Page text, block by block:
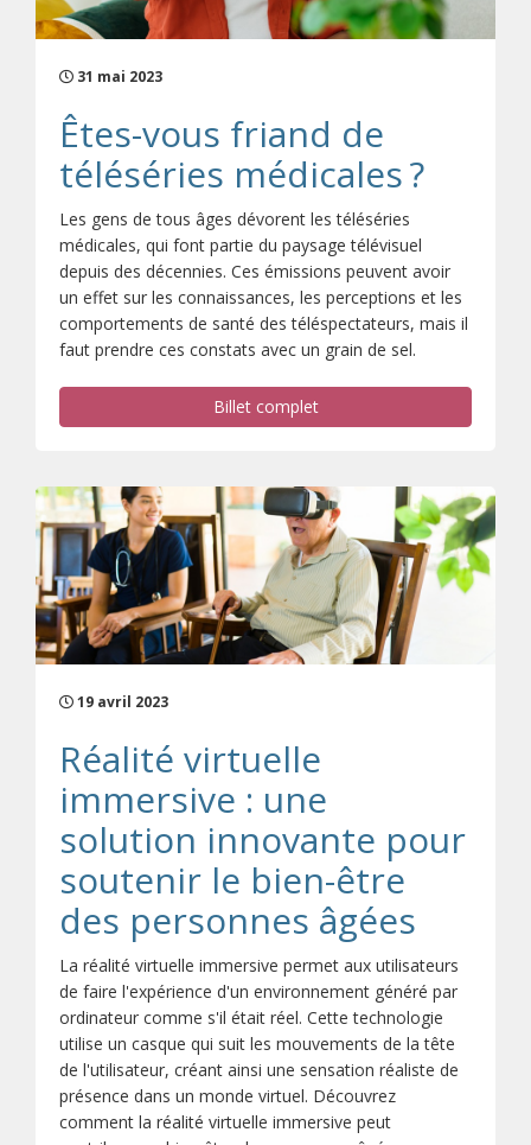
31 mai 2023
Êtes-vous friand de
téléséries médicales ?
Les gens de tous âges dévorent les téléséries
médicales, qui font partie du paysage télévisuel
depuis des décennies. Ces émissions peuvent avoir
un effet sur les connaissances, les perceptions et les
comportements de santé des téléspectateurs, mais il
faut prendre ces constats avec un grain de sel.
Billet complet
19 avril 2023
Réalité virtuelle
immersive : une
solution innovante pour
soutenir le bien-être
des personnes âgées
La réalité virtuelle immersive permet aux utilisateurs
de faire l'expérience d'un environnement généré par
ordinateur comme s'il était réel. Cette technologie
utilise un casque qui suit les mouvements de la tête
de l'utilisateur, créant ainsi une sensation réaliste de
présence dans un monde virtuel. Découvrez
comment la réalité virtuelle immersive peut